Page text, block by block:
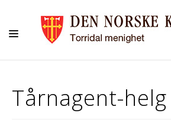
BARN
Tårnagent-helg